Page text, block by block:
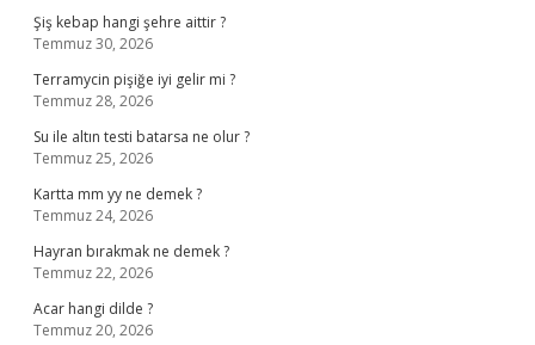
Şiş kebap hangi şehre aittir ?
Temmuz 30, 2026
Terramycin pişiğe iyi gelir mi ?
Temmuz 28, 2026
Su ile altın testi batarsa ne olur ?
Temmuz 25, 2026
Kartta mm yy ne demek ?
Temmuz 24, 2026
Hayran bırakmak ne demek ?
Temmuz 22, 2026
Acar hangi dilde ?
Temmuz 20, 2026